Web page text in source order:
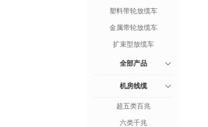
塑料带轮放缆车
金属带轮放缆车
扩束型放缆车
全部产品
机房线缆
超五类百兆
六类千兆